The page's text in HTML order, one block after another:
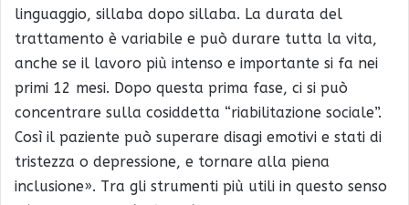
linguaggio, sillaba dopo sillaba. La durata del
trattamento è variabile e può durare tutta la vita,
anche se il lavoro più intenso e importante si fa nei
primi 12 mesi. Dopo questa prima fase, ci si può
concentrare sulla cosiddetta “riabilitazione sociale”.
Così il paziente può superare disagi emotivi e stati di
tristezza o depressione, e tornare alla piena
inclusione». Tra gli strumenti più utili in questo senso